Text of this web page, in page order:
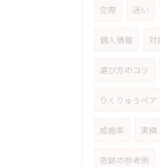
交際 迷い
個人情報 対
選び方のコツ
りくりゅうペア
成婚率 実績
奇跡の参考例